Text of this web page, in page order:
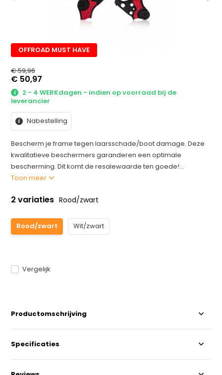
OFFROAD MUST HAVE
€ 59,96
€ 50,97
2 - 4 WERKdagen - indien op voorraad bij de
leverancier
Nabestelling
Bescherm je frame tegen laarsschade/boot damage. Deze
kwalitatieve beschermers garanderen een optimale
bescherming. Dit komt de resalewaarde ten goede!...
Toon meer
2 variaties Rood/zwart
Rood/zwart Wit/zwart
Vergelijk
Productomschrijving
Specificaties